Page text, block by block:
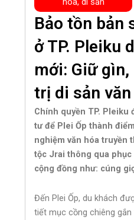
Bảo tồn bản
ở TP. Pleiku
mới: Giữ
trị di sản văn
Chính quyền TP. Pleiku
tư để Plei Ốp thành
nghiệm văn hóa truyền
tộc Jrai thông qua phục
cộng đồng như: cúng
Đến Plei Ốp, du khách
tiết mục cồng chiêng